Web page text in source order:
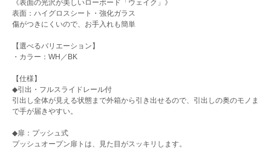
《表面の光沢が美しいローボード「ウェイク」》
表面：ハイグロスシート・強化ガラス
傷がつきにくいので、お手入れも簡単
【選べるバリエーション】
・カラー：WH／BK
【仕様】
◆引出・フルスライドレール付
引出し全体が見える状態まで外箱から引き出せるので、引出しの奥のモノま
で手が届きやすい。
◆扉：プッシュ式
プッシュオープン扉トは、見た目がスッキリします。